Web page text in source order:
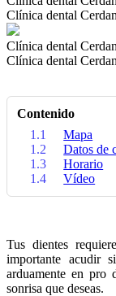
Clínica dental
Clínica dental
Clínica dental
Contenido
1.1
Mapa
1.2
Datos de
1.3
Horario
1.4
Vídeo
Tus dientes
importante acudir
arduamente en pro
sonrisa que deseas.